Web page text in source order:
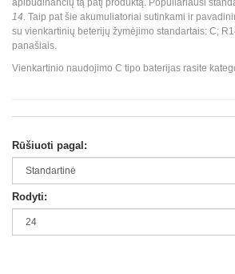
apibūdinančių tą patį produktą. Populiariausi
14. Taip pat šie akumuliatoriai sutinkami ir
su vienkartinių beterijų žymėjimo standartais: C;
panašiais.
Vienkartinio naudojimo C tipo baterijas rasite
Rūšiuoti pagal:
Rodyti: